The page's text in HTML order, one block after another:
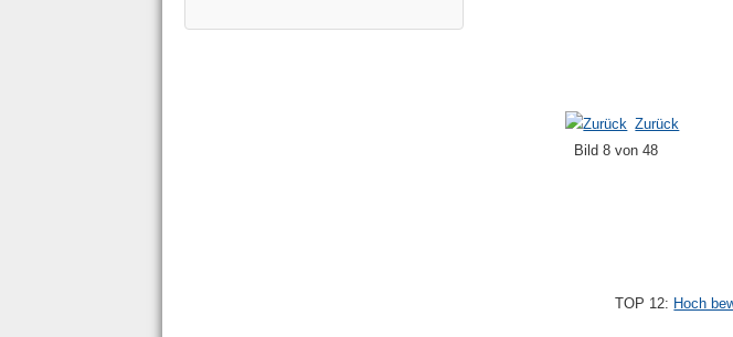
Zurück
Bild 8 von 48
TOP 12: Hoch